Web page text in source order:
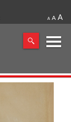
A A A
X